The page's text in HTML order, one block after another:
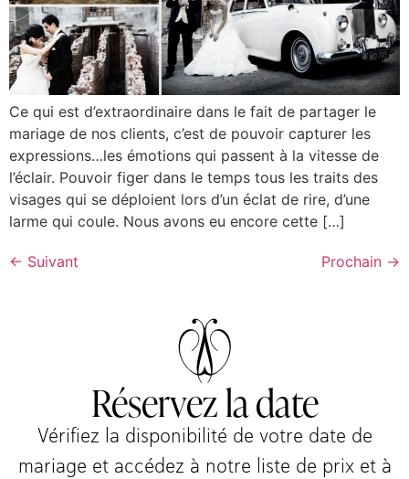
Ce qui est d’extraordinaire dans le fait de partager le
mariage de nos clients, c’est de pouvoir capturer les
expressions…les émotions qui passent à la vitesse de
l’éclair. Pouvoir figer dans le temps tous les traits des
visages qui se déploient lors d’un éclat de rire, d’une
larme qui coule. Nous avons eu encore cette […]
← Suivant Prochain →
Réservez la date
Vérifiez la disponibilité de votre date de
mariage et accédez à notre liste de prix et à